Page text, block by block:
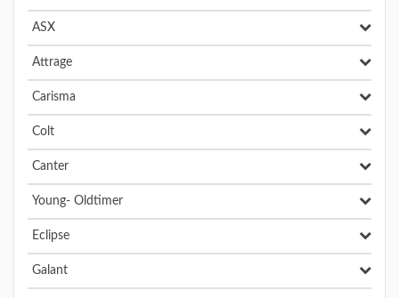
ASX
Attrage
Carisma
Colt
Canter
Young- Oldtimer
Eclipse
Galant